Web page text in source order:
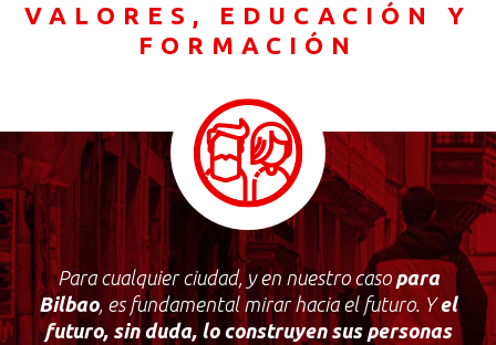
VALORES, EDUCACIÓN Y
FORMACIÓN
Para cualquier ciudad, y en nuestro caso para
Bilbao, es fundamental mirar hacia el futuro. Yel
futuro, sin duda, lo construyen sus personas